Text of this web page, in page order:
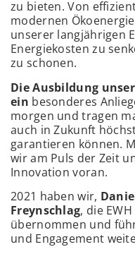
zu bieten. Von
modernen
unserer langjährigen
Energiekosten zu
zu schonen.
Die Ausbildung
ein besonderes
morgen und tragen
auch in Zukunft
garantieren können.
wir am Puls der Zeit
Innovation voran.
2021 haben wir,
Freynschlag, die
übernommen und
und Engagement